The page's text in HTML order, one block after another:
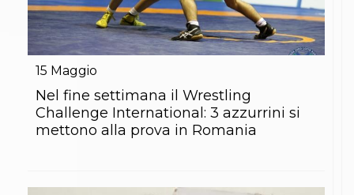
15 Maggio
Nel fine settimana il Wrestling
Challenge International: 3 azzurrini si
mettono alla prova in Romania